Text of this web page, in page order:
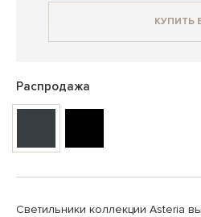
КУПИТЬ
Распродажа
Светильники коллекции Asteria